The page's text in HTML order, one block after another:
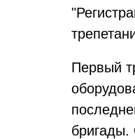
Первый
бригады.